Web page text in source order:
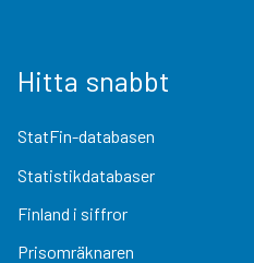
Hitta snabbt
StatFin-databasen
Statistikdatabaser
Finland i siffror
Prisomräknaren